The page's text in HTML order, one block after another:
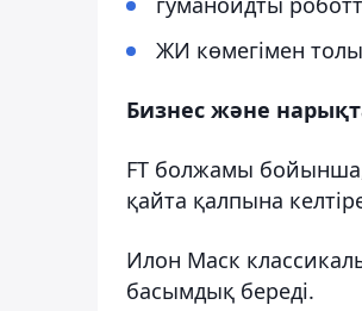
ЖИ көмегімен
Бизнес және
FТ болжамы
қайта қалпына
Илон Маск
басымдық береді.